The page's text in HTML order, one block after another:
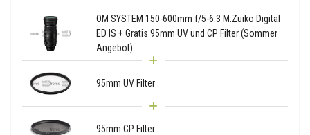
OM SYSTEM 150-600mm f/5-6.3 M.Zuiko Digital
ED IS + Gratis 95mm UV und CP Filter (Sommer
Angebot)
95mm UV Filter
95mm CP Filter